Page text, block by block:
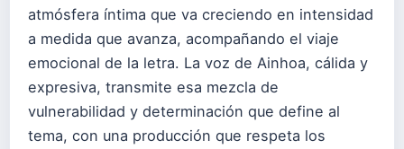
atmósfera íntima que va creciendo en intensidad
a medida que avanza, acompañando el viaje
emocional de la letra. La voz de Ainhoa, cálida y
expresiva, transmite esa mezcla de
vulnerabilidad y determinación que define al
tema, con una producción que respeta los